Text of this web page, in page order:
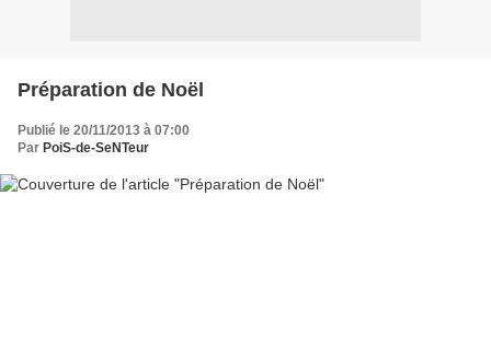
Préparation de Noël
Publié le 20/11/2013 à 07:00
Par PoiS-de-SeNTeur